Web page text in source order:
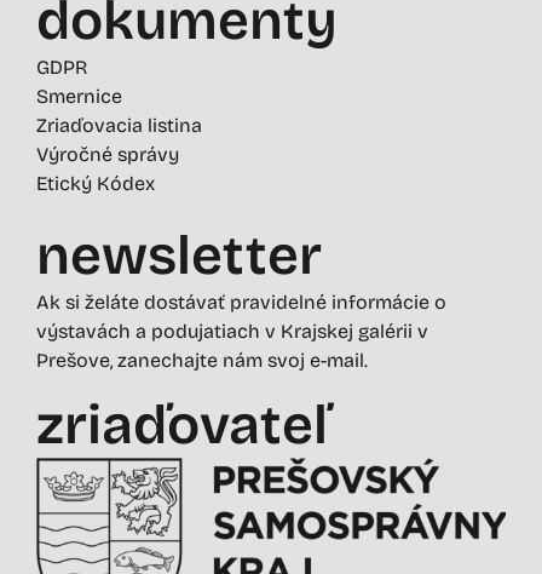
dokumenty
GDPR
Smernice
Zriaďovacia listina
Výročné správy
Etický Kódex
newsletter
Ak si želáte dostávať pravidelné informácie o
výstavách a podujatiach v Krajskej galérii v
Prešove, zanechajte nám svoj e-mail.
zriaďovateľ